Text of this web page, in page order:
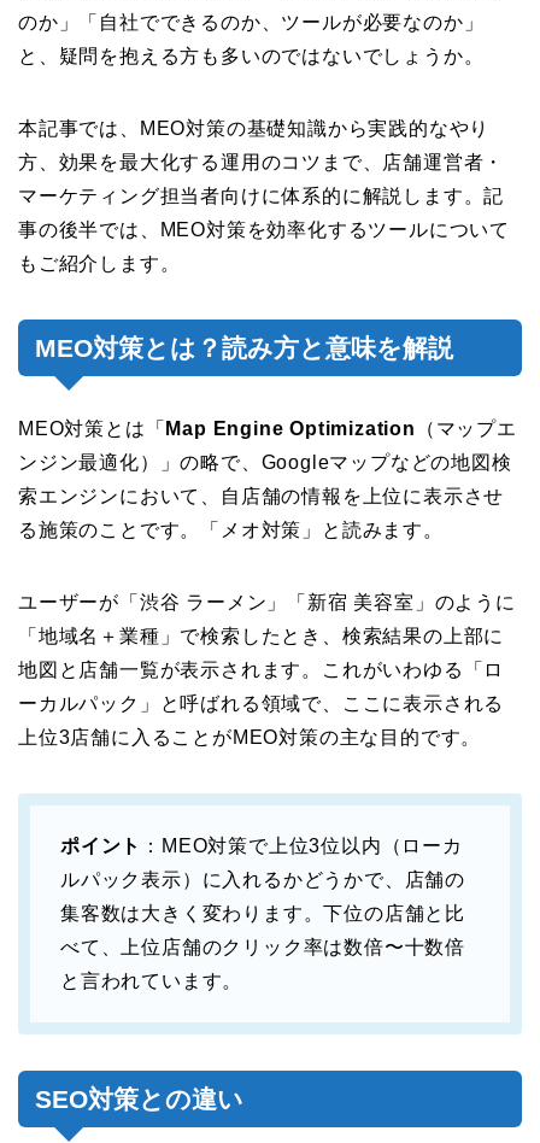
のか」「自社でできるのか、ツールが必要なのか」
と、疑問を抱える方も多いのではないでしょうか。
本記事では、MEO対策の基礎知識から実践的なやり
方、効果を最大化する運用のコツまで、店舗運営者・
マーケティング担当者向けに体系的に解説します。記
事の後半では、MEO対策を効率化するツールについて
もご紹介します。
MEO対策とは？読み方と意味を解説
MEO対策とは「 Map Engine Optimization
（マップエ
ンジン最適化）」の略で、Googleマップなどの地図検
索エンジンにおいて、自店舗の情報を上位に表示させ
る施策のことです。「メオ対策」と読みます。
ユーザーが「渋谷 ラーメン」「新宿 美容室」のように
「地域名＋業種」で検索したとき、検索結果の上部に
地図と店舗一覧が表示されます。これがいわゆる「ロ
ーカルパック」と呼ばれる領域で、ここに表示される
上位3店舗に入ることがMEO対策の主な目的です。
ポイント
：MEO対策で上位3位以内（ローカ
ルパック表示）に入れるかどうかで、店舗の
集客数は大きく変わります。下位の店舗と比
べて、上位店舗のクリック率は数倍〜十数倍
と言われています。
SEO対策との違い